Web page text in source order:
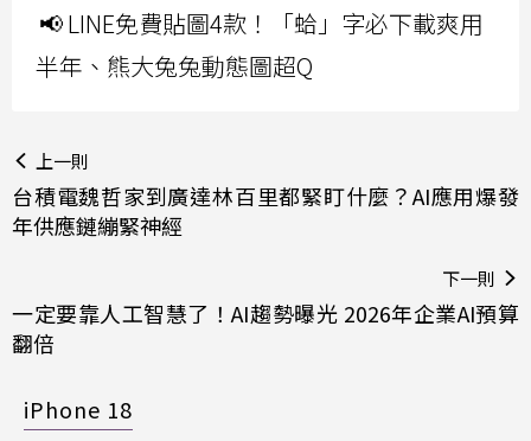
📢 LINE免費貼圖4款！「蛤」字必下載爽用
半年、熊大兔兔動態圖超Q
上一則
台積電魏哲家到廣達林百里都緊盯什麼？AI應用爆發
年供應鏈繃緊神經
下一則
一定要靠人工智慧了！AI趨勢曝光 2026年企業AI預算
翻倍
iPhone 18